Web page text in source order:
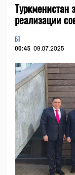
Туркменистан
реализации
БТ
00:45 09.07.2025